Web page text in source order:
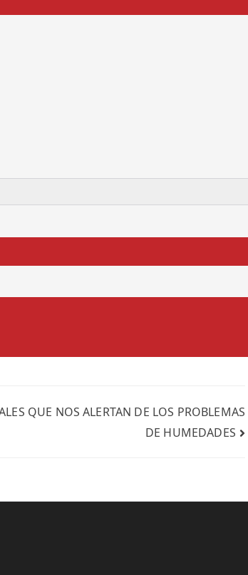
QUE NOS ALERTAN DE LOS PROBLEMAS
DE HUMEDADES